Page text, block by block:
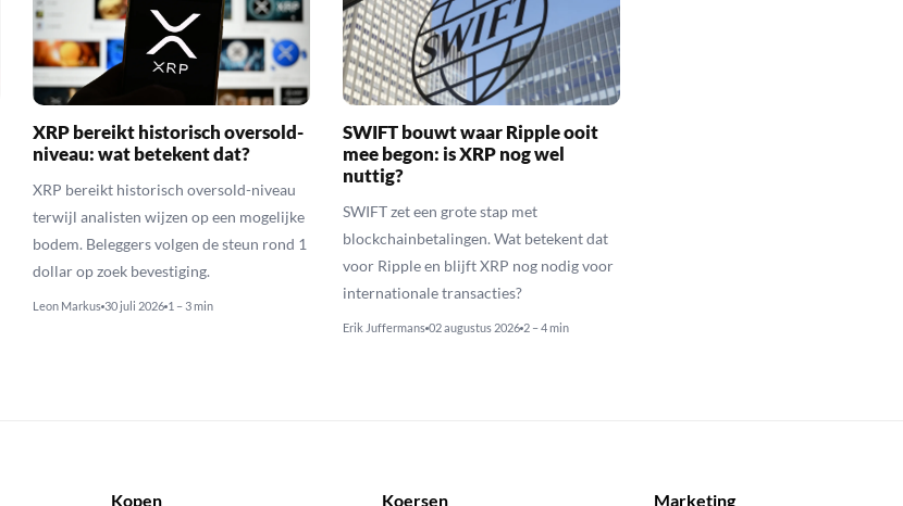
XRP bereikt historisch oversold-
niveau: wat betekent dat?
XRP bereikt historisch oversold-niveau
terwijl analisten wijzen op een mogelijke
bodem. Beleggers volgen de steun rond 1
dollar op zoek bevestiging.
Leon Markus 30 juli 2026 1 – 3 min
SWIFT bouwt waar Ripple ooit
mee begon: is XRP nog wel
nuttig?
SWIFT zet een grote stap met
blockchainbetalingen. Wat betekent dat
voor Ripple en blijft XRP nog nodig voor
internationale transacties?
Erik Juffermans 02 augustus 2026 2 – 4 min
Kopen Koersen Marketing